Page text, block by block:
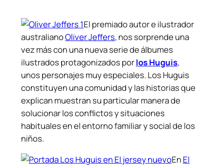
El premiado autor e ilustrador
australianoOliver Jeffers, nos sorprende una
vez más con una nueva serie de álbumes
ilustrados protagonizados porlos Huguis,
unos personajes muy especiales. Los Huguis
constituyen una comunidad y las historias que
explican muestran su particular manera de
solucionar los conflictos y situaciones
habituales en el entorno familiar y social de los
niños.
En El